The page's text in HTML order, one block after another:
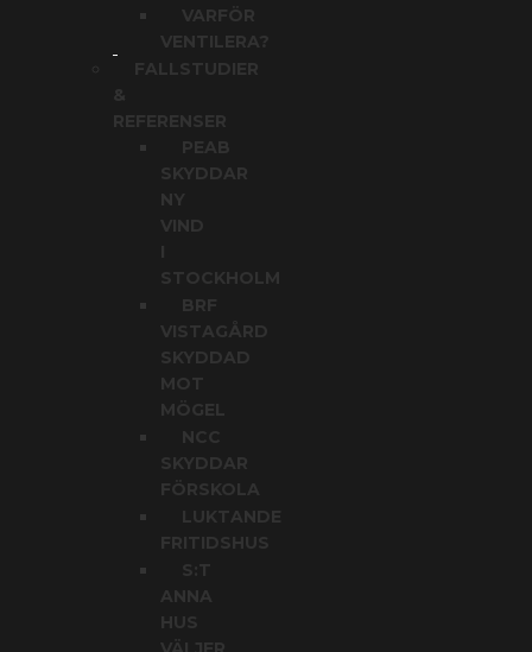
VARFÖR
VENTILERA?
FALLSTUDIER
&
REFERENSER
PEAB
SKYDDAR
NY
VIND
STOCKHOLM
BRF
VISTAGÅRD
SKYDDAD
MOT
MÖGEL
SKYDDAR
FÖRSKOLA
LUKTANDE
FRITIDSHUS
ANNA
HUS